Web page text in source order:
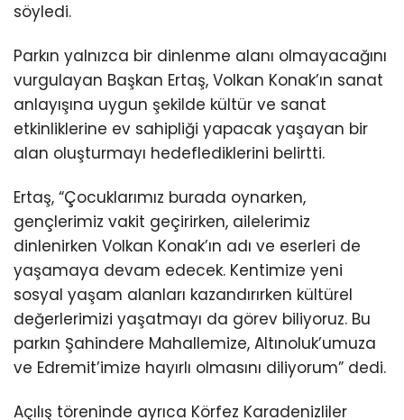
söyledi.
Parkın yalnızca bir dinlenme alanı olmayacağını
vurgulayan Başkan Ertaş, Volkan Konak’ın sanat
anlayışına uygun şekilde kültür ve sanat
etkinliklerine ev sahipliği yapacak yaşayan bir
alan oluşturmayı hedeflediklerini belirtti.
Ertaş, “Çocuklarımız burada oynarken,
gençlerimiz vakit geçirirken, ailelerimiz
dinlenirken Volkan Konak’ın adı ve eserleri de
yaşamaya devam edecek. Kentimize yeni
sosyal yaşam alanları kazandırırken kültürel
değerlerimizi yaşatmayı da görev biliyoruz. Bu
parkın Şahindere Mahallemize, Altınoluk’umuza
ve Edremit’imize hayırlı olmasını diliyorum” dedi.
Açılış töreninde ayrıca Körfez Karadenizliler